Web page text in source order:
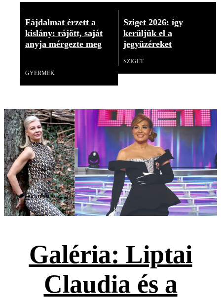
Fájdalmat érzett a
kislány: rájött, saját
anyja mérgezte meg
GYERMEK
Sziget 2026: így
kerüljük el a
jegyüzéreket
SZIGET
Galéria
Galéria: Liptai
Claudia és a